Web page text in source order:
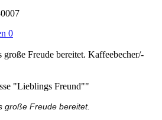
0
Freude bereitet. Kaffeebecher/-
"Lieblings Freund""
große Freude bereitet.